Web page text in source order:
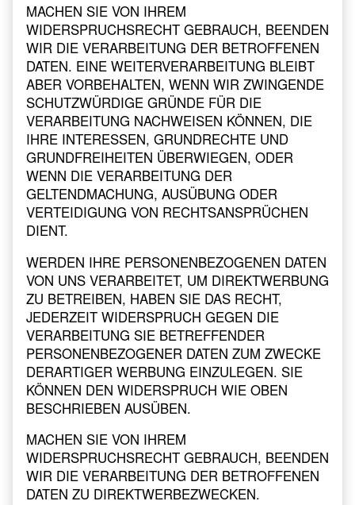
MACHEN SIE VON IHREM
WIDERSPRUCHSRECHT GEBRAUCH, BEENDEN
WIR DIE VERARBEITUNG DER BETROFFENEN
DATEN. EINE WEITERVERARBEITUNG BLEIBT
ABER VORBEHALTEN, WENN WIR ZWINGENDE
SCHUTZWÜRDIGE GRÜNDE FÜR DIE
VERARBEITUNG NACHWEISEN KÖNNEN, DIE
IHRE INTERESSEN, GRUNDRECHTE UND
GRUNDFREIHEITEN ÜBERWIEGEN, ODER
WENN DIE VERARBEITUNG DER
GELTENDMACHUNG, AUSÜBUNG ODER
VERTEIDIGUNG VON RECHTSANSPRÜCHEN
DIENT.
WERDEN IHRE PERSONENBEZOGENEN DATEN
VON UNS VERARBEITET, UM DIREKTWERBUNG
ZU BETREIBEN, HABEN SIE DAS RECHT,
JEDERZEIT WIDERSPRUCH GEGEN DIE
VERARBEITUNG SIE BETREFFENDER
PERSONENBEZOGENER DATEN ZUM ZWECKE
DERARTIGER WERBUNG EINZULEGEN. SIE
KÖNNEN DEN WIDERSPRUCH WIE OBEN
BESCHRIEBEN AUSÜBEN.
MACHEN SIE VON IHREM
WIDERSPRUCHSRECHT GEBRAUCH, BEENDEN
WIR DIE VERARBEITUNG DER BETROFFENEN
DATEN ZU DIREKTWERBEZWECKEN.